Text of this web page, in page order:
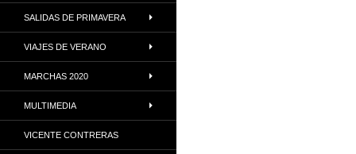
SALIDAS DE PRIMAVERA
VIAJES DE VERANO
MARCHAS 2020
MULTIMEDIA
VICENTE CONTRERAS